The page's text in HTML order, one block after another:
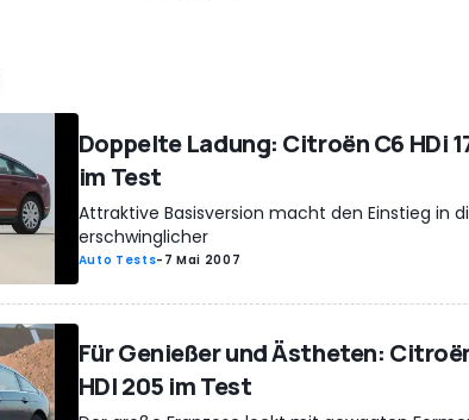
Doppelte Ladung: Citroën C6 HDi
im Test
Attraktive Basisversion macht den Einstieg in
erschwinglicher
Auto Tests- 7 Mai 2007
Für Genießer und Ästheten:
HDI 205 im Test